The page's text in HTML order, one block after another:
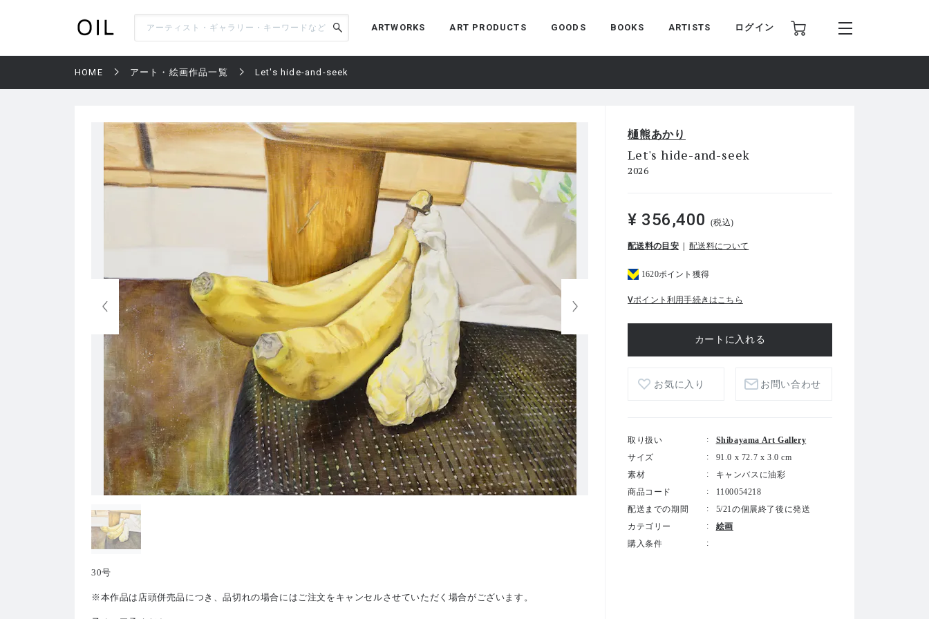
ARTWORKS ART PRODUCTS GOODS BOOKS ARTISTS ログイン
HOME アート・絵画作品一覧 Let's hide-and-seek
30号
※本作品は店頭併売品につき、品切れの場合にはご注文をキャンセルさせていただく場合がございます。
樋熊あかり
Let's hide-and-seek
2026
¥ 356,400 (税込)
配送料の目安 配送料について
1620ポイント獲得
Vポイント利用手続きはこちら
お気に入り お問い合わせ
取り扱い
Shibayama Art Gallery
サイズ
91.0 x 72.7 x 3.0 cm
素材
キャンバスに油彩
商品コード
1100054218
配送までの期間
5/21の個展終了後に発送
カテゴリー
絵画
購入条件